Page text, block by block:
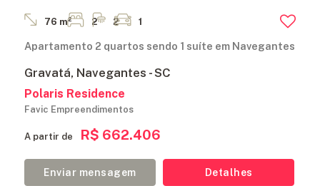
76 m² 2 2 1
Apartamento 2 quartos sendo 1 suíte em Navegantes
Gravatá, Navegantes - SC
Polaris Residence
Favic Empreendimentos
A partir de R$ 662.406
Enviar mensagem Detalhes